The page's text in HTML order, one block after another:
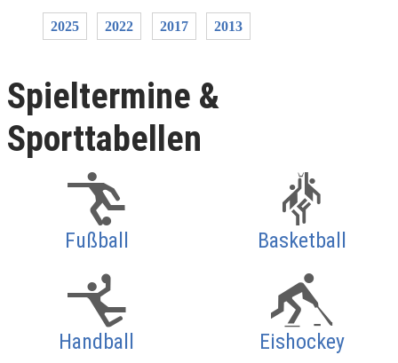
2025 2022 2017 2013
Spieltermine &
Sporttabellen
Fußball Basketball
Handball Eishockey